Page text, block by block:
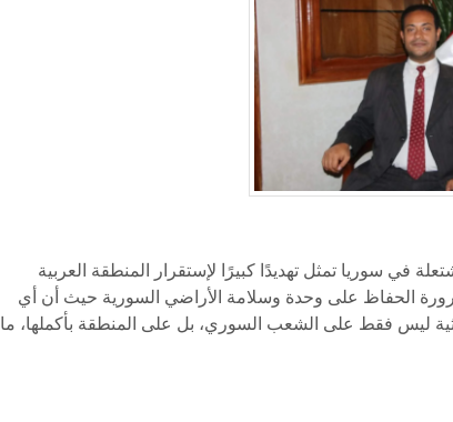
٢٠٠٠، أن الأوضاع المشتعلة في سوريا تمثل تهديدًا كبيرًا لإستقرار المنطقة العربية
الحفاظ على وحدة وسلامة الأراضي السورية حيث أن أي
ليس فقط على الشعب السوري، بل على المنطقة بأكملها، ما